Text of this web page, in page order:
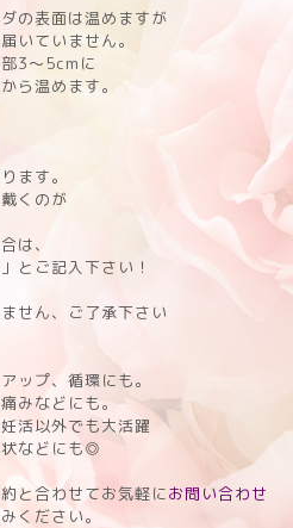
の表面は温めますが
いていません。
3〜5cmに
ら温めます。
ます。
くのが
は、
とご記入下さい！
せん、ご了承下さい
ップ、循環にも。
みなどにも。
活以外でも大活躍
などにも◎
と合わせてお気軽にお問い合わせ
ください。